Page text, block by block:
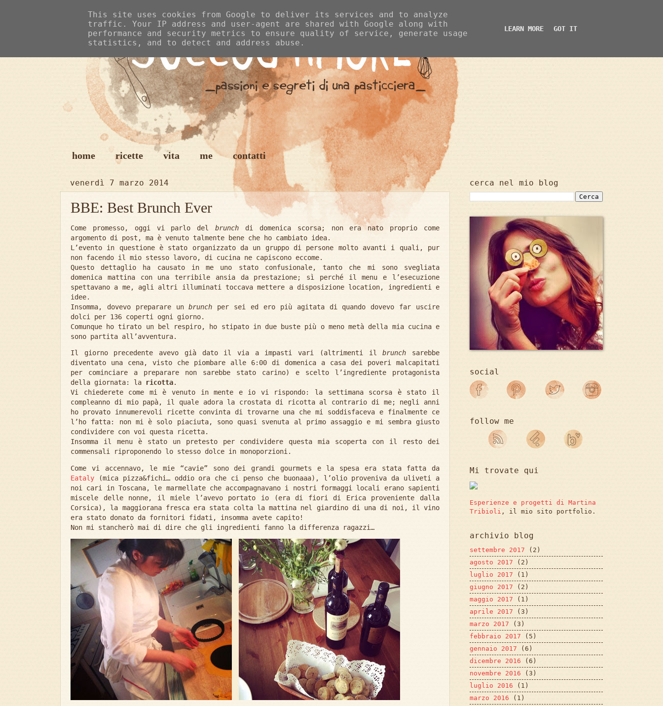
home ricette vita me contatti
venerdì 7 marzo 2014
BBE: Best Brunch Ever
Come promesso, oggi vi parlo delbrunch di domenica scorsa; non era nato proprio come
argomento di post, ma è venuto talmente bene che ho cambiato idea.
L’evento in questione è stato organizzato da un gruppo di persone molto avanti i quali, pur
non facendo il mio stesso lavoro, di cucina ne capiscono eccome.
Questo dettaglio ha causato in me uno stato confusionale, tanto che mi sono svegliata
domenica mattina con una terribile ansia da prestazione; sì perché il menu e l’esecuzione
spettavano a me, agli altri illuminati toccava mettere a disposizione location, ingredienti e
idee.
Insomma, dovevo preparare unbrunch per sei ed ero più agitata di quando dovevo far uscire
dolci per 136 coperti ogni giorno.
Comunque ho tirato un bel respiro, ho stipato in due buste più o meno metà della mia cucina e
sono partita all’avventura.
Il giorno precedente avevo già dato il via a impasti vari (altrimenti ilbrunch sarebbe
diventato una cena, visto che piombare alle 6:00 di domenica a casa dei poveri malcapitati
per cominciare a preparare non sarebbe stato carino) e scelto l’ingrediente protagonista
della giornata: la
ricotta.
Vi chiederete come mi è venuto in mente e io vi rispondo: la settimana scorsa è stato il
compleanno di mio papà, il quale adora la crostata di ricotta al contrario di me; negli anni
ho provato innumerevoli ricette convinta di trovarne una che mi soddisfaceva e finalmente ce
l’ho fatta: non mi è solo piaciuta, sono quasi svenuta al primo assaggio e mi sembra giusto
condividere con voi questa ricetta.
Insomma il menu è stato un pretesto per condividere questa mia scoperta con il resto dei
commensali riproponendo lo stesso dolce in monoporzioni.
Come vi accennavo, le mie “cavie” sono dei grandi gourmets e la spesa era stata fatta da
Eataly (mica pizza&fichi… oddio ora che ci penso che buonaaa), l’olio proveniva da uliveti a
noi cari in Toscana, le marmellate che accompagnavano i nostri formaggi locali erano sapienti
miscele delle nonne, il miele l’avevo portato io (era di fiori di Erica proveniente dalla
Corsica), la maggiorana fresca era stata colta la mattina nel giardino di una di noi, il vino
era stato donato da fornitori fidati, insomma avete capito!
Non mi stancherò mai di dire che gli ingredienti fanno la differenza ragazzi…
cerca nel mio blog
social
follow me
Mi trovate qui
Esperienze e progetti di Martina
Tribioli , il mio sito portfolio.
archivio blog
settembre 2017 (2)
agosto 2017 (2)
luglio 2017 (1)
giugno 2017 (2)
maggio 2017 (1)
aprile 2017 (3)
marzo 2017 (3)
febbraio 2017 (5)
gennaio 2017 (6)
dicembre 2016 (6)
novembre 2016 (3)
luglio 2016 (1)
marzo 2016 (1)
This site uses cookies from Google to deliver its services and to analyze
traffic. Your IP address and user-agent are shared with Google along with
performance and security metrics to ensure quality of service, generate usage
statistics, and to detect and address abuse.
LEARN MORE GOT IT